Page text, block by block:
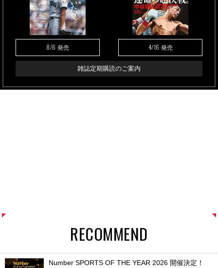
8/6 発売 4/16 発売
雑誌定期購読のご案内
RECOMMEND
Number SPORTS OF THE YEAR 2026 開催決定！